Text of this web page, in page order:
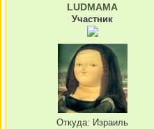
LUDMAMA
Участник
Откуда: Израиль